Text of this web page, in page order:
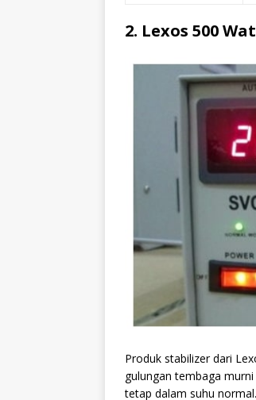
2. Lexos 500
Produk stabilizer dari
gulungan tembaga
tetap dalam suhu normal.